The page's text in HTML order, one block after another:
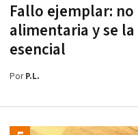
Fallo ejemplar:
alimentaria y se
esencial
PorP.L.